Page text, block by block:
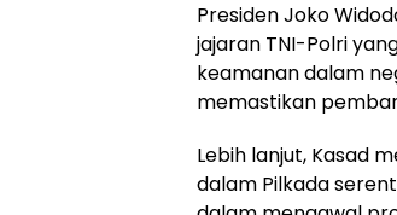
Presiden Joko
jajaran TNI-Polri
keamanan dalam
memastikan
Lebih lanjut, Kasad
dalam Pilkada